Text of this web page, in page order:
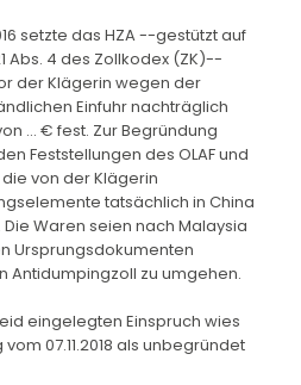
setzte das HZA --gestützt auf
Abs. 4 des Zollkodex (ZK)--
der Klägerin wegen der
Einfuhr nachträglich
... € fest. Zur Begründung
Feststellungen des OLAF und
von der Klägerin
tatsächlich in China
Waren seien nach Malaysia
Ursprungsdokumenten
Antidumpingzoll zu umgehen.
eingelegten Einspruch wies
07.11.2018 als unbegründet